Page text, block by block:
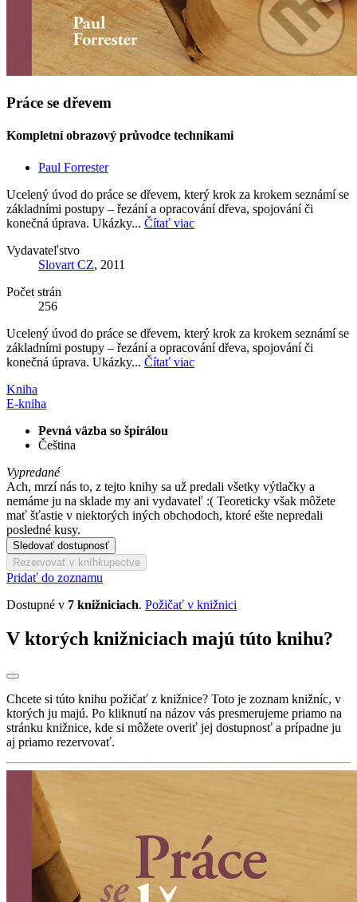
Práce se dřevem
Kompletní obrazový průvodce technikami
Paul Forrester
Ucelený úvod do práce se dřevem, který krok za krokem seznámí se
základními postupy – řezání a opracování dřeva, spojování či
konečná úprava. Ukázky... Čítať viac
Vydavateľstvo
Slovart CZ, 2011
Počet strán
256
Ucelený úvod do práce se dřevem, který krok za krokem seznámí se
základními postupy – řezání a opracování dřeva, spojování či
konečná úprava. Ukázky... Čítať viac
Kniha
E-kniha
Pevná väzba so špirálou
Čeština
Vypredané
Ach, mrzí nás to, z tejto knihy sa už predali všetky výtlačky a
nemáme ju na sklade my ani vydavateľ :( Teoreticky však môžete
mať šťastie v niektorých iných obchodoch, ktoré ešte nepredali
posledné kusy.
Sledovať dostupnosť
Rezervovať v kníhkupectve
Pridať do zoznamu
Dostupné v 7 knižniciach. Požičať v knižnici
V ktorých knižniciach majú túto knihu?
Chcete si túto knihu požičať z knižnice? Toto je zoznam knižníc, v
ktorých ju majú. Po kliknutí na názov vás presmerujeme priamo na
stránku knižnice, kde si môžete overiť jej dostupnosť a prípadne ju
aj priamo rezervovať.